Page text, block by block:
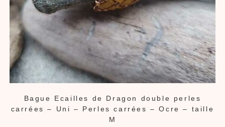
Bague Ecailles de Dragon double perles
carrées – Uni – Perles carrées – Ocre – taille
M